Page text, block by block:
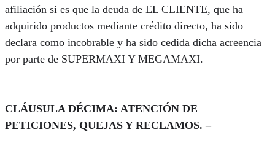
afiliación si es que la deuda de EL CLIENTE, que ha
adquirido productos mediante crédito directo, ha sido
declara como incobrable y ha sido cedida dicha acreencia
por parte de SUPERMAXI Y MEGAMAXI.
CLÁUSULA DÉCIMA: ATENCIÓN DE
PETICIONES, QUEJAS Y RECLAMOS. –